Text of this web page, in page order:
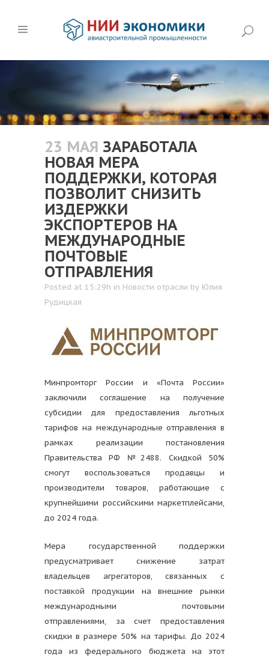
23 МАЯ ЗАРАБОТАЛА
НОВАЯ МЕРА
ПОДДЕРЖКИ, КОТОРАЯ
ПОЗВОЛИТ СНИЗИТЬ
ИЗДЕРЖКИ
ЭКСПОРТЕРОВ НА
МЕЖДУНАРОДНЫЕ
ПОЧТОВЫЕ
ОТПРАВЛЕНИЯ
Posted at 15:29h in Новости отрасли by Юлия
Рудицкая
Минпромторг России и «Почта России»
заключили соглашение на получение
субсидии для предоставления льготных
тарифов на международные отправления в
рамках реализации постановления
Правительства РФ №2488. Скидкой 50%
смогут воспользоваться продавцы и
производители товаров, работающие с
крупнейшими российскими маркетплейсами,
до 2024 года.
Мера государственной поддержки
предусматривает снижение затрат
владельцев агрегаторов, связанных с
поставкой продукции на внешние рынки
международными почтовыми
отправлениями, за счет предоставления
скидки в размере 50% на тарифы. До 2024
года из федерального бюджета на этот